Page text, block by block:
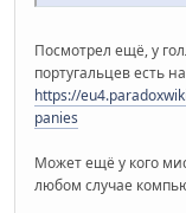
Посмотрел ещё, у
португальцев есть
https://
panies
Может ещё у кого
любом случае